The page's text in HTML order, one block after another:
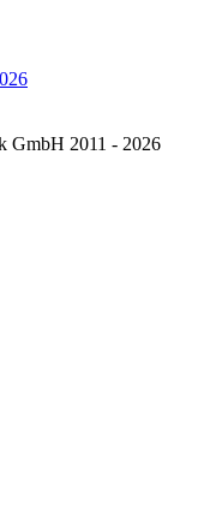
GmbH 2011 - 2026